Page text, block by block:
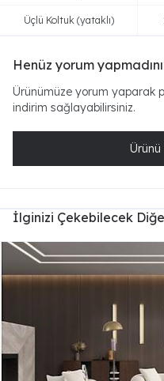
Üçlü Koltuk (yataklı)
Henüz yorum
Ürünümüze yorum yaparak
indirim sağlayabilirsiniz.
İlginizi Çekebilecek